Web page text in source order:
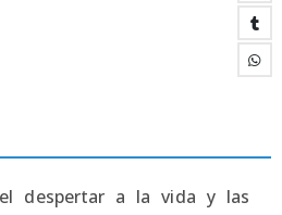
despertar a la vida y las